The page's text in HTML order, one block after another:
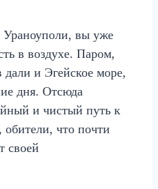
Ураноуполи, вы уже
в воздухе. Паром,
и Эгейское море,
дня. Отсюда
и чистый путь к
что почти
своей